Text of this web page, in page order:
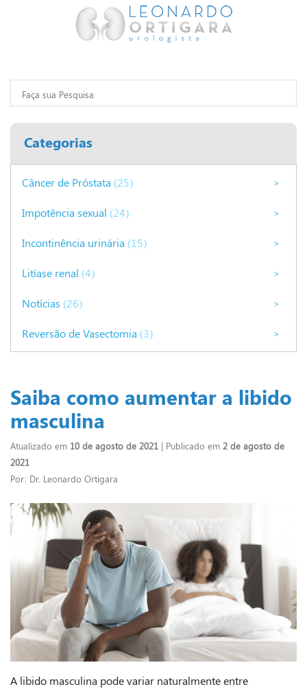
Categorias
Câncer de Próstata (25) >
Impotência sexual (24) >
Incontinência urinária (15) >
Litíase renal (4) >
Notícias (26) >
Reversão de Vasectomia (3) >
Saiba como aumentar a libido
masculina
Atualizado em 10 de agosto de 2021 | Publicado em 2 de agosto de
2021
Por: Dr. Leonardo Ortigara
A libido masculina pode variar naturalmente entre